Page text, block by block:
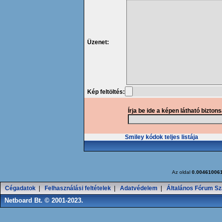
Üzenet:
Kép feltöltés:
Írja be ide a képen látható
Smiley kódok teljes listája
Az oldal
Cégadatok Felhasználási feltételek Adatvédelem Általános Fórum
Netboard Bt. © 2001-2023.